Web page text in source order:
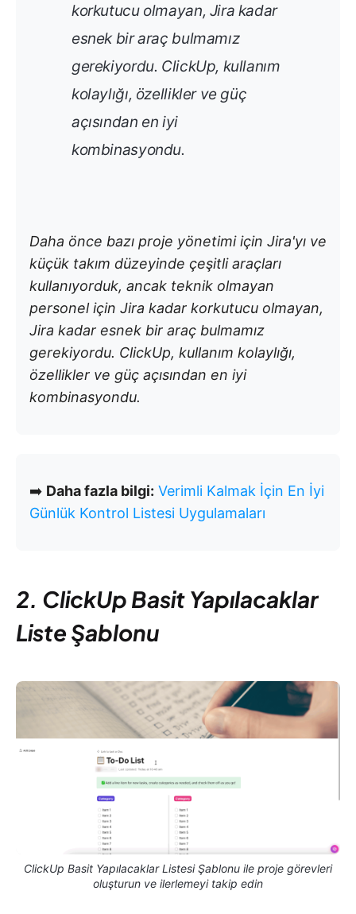
korkutucu olmayan, Jira kadar
esnek bir araç bulmamız
gerekiyordu. ClickUp, kullanım
kolaylığı, özellikler ve güç
açısından en iyi
kombinasyondu.
Daha önce bazı proje yönetimi için Jira'yı ve
küçük takım düzeyinde çeşitli araçları
kullanıyorduk, ancak teknik olmayan
personel için Jira kadar korkutucu olmayan,
Jira kadar esnek bir araç bulmamız
gerekiyordu. ClickUp, kullanım kolaylığı,
özellikler ve güç açısından en iyi
kombinasyondu.
➡️ Daha fazla bilgi: Verimli Kalmak İçin En İyi
Günlük Kontrol Listesi Uygulamaları
2. ClickUp Basit Yapılacaklar
Liste Şablonu
ClickUp Basit Yapılacaklar Listesi Şablonu ile proje görevleri
oluşturun ve ilerlemeyi takip edin